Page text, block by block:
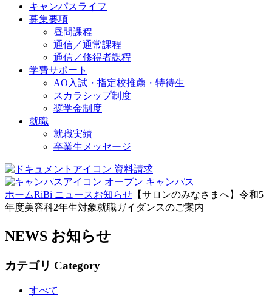
キャンパスライフ
募集要項
昼間課程
通信／通常課程
通信／修得者課程
学費サポート
AO入試・指定校推薦・特待生
スカラシップ制度
奨学金制度
就職
就職実績
卒業生メッセージ
資料請求
オープン キャンパス
ホームRiBi ニュースお知らせ 【サロンのみなさまへ】令和5
年度美容科2年生対象就職ガイダンスのご案内
NEWS お知らせ
カテゴリ Category
すべて